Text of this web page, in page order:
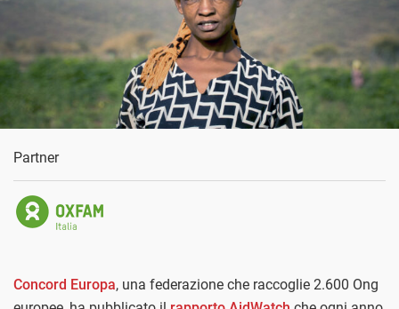
Partner
Concord Europa, una federazione che raccoglie 2.600 Ong